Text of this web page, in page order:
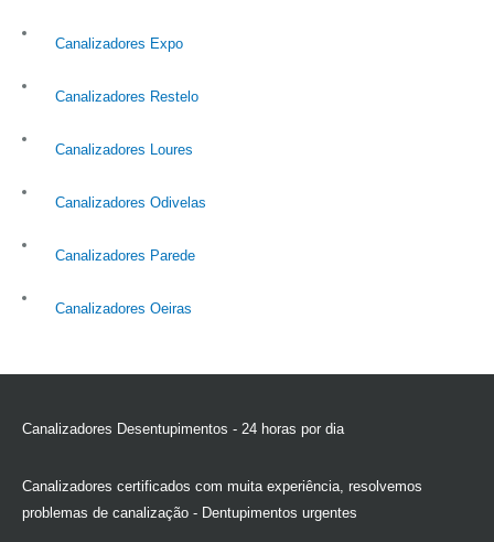
Canalizadores Expo
Canalizadores Restelo
Canalizadores Loures
Canalizadores Odivelas
Canalizadores Parede
Canalizadores Oeiras
Canalizadores Desentupimentos - 24 horas por dia
Canalizadores certificados com muita experiência, resolvemos
problemas de canalização - Dentupimentos urgentes